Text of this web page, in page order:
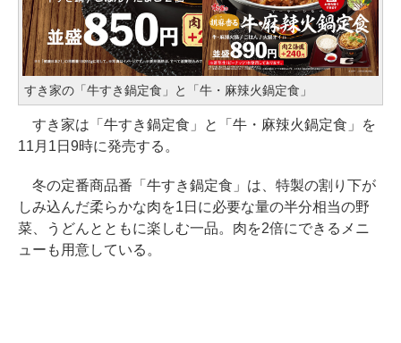
すき家の「牛すき鍋定食」と「牛・麻辣火鍋定食」
すき家は「牛すき鍋定食」と「牛・麻辣火鍋定食」を
11月1日9時に発売する。
冬の定番商品番「牛すき鍋定食」は、特製の割り下が
しみ込んだ柔らかな肉を1日に必要な量の半分相当の野
菜、うどんとともに楽しむ一品。肉を2倍にできるメニ
ューも用意している。